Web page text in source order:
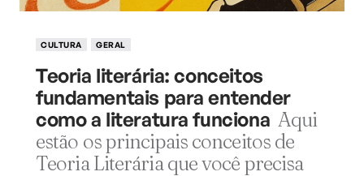
CULTURA GERAL
Teoria literária: conceitos
fundamentais para entender
como a literatura funciona Aqui
estão os principais conceitos de
Teoria Literária que você precisa